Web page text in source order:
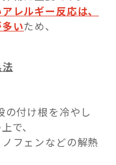
レルギー反応は、
いため、
の付け根を冷やし
で、
などの解熱